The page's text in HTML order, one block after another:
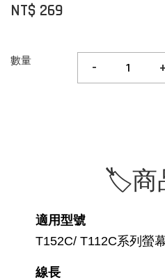
NT$ 269
數量 -
🏷️商
適用型號
T152C/ T112C系列螢
線長